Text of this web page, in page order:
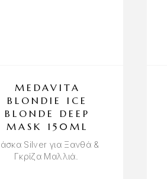
MEDAVITA
BLONDIE ICE
BLONDE DEEP
MASK 150ML
Silver για Ξανθά &
Γκρίζα Μαλλιά.